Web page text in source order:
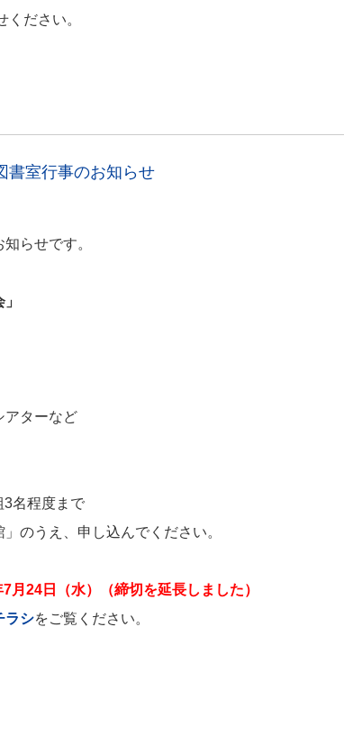
ださい。
書室行事のお知らせ
らせです。
アターなど
名程度まで
のうえ、申し込んでください。
7月24日（水）（締切を延長しました）
ラシをご覧ください。